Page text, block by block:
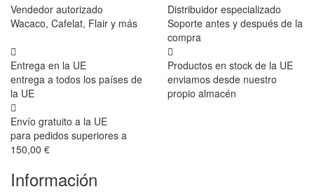
Vendedor autorizado
Wacaco, Cafelat, Flair y más
Distribuidor especializado
Soporte antes y después de la
compra
Entrega en la UE
entrega a todos los países de
la UE
Productos en stock de la UE
enviamos desde nuestro
propio almacén
Envío gratuito a la UE
para pedidos superiores a
150,00 €
Información